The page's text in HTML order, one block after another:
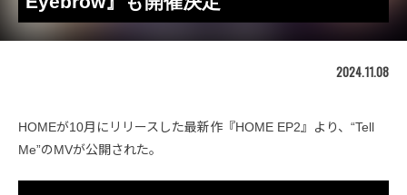
2024.11.08
HOMEが10月にリリースした最新作『HOME EP2』より、“Tell
Me”のMVが公開された。